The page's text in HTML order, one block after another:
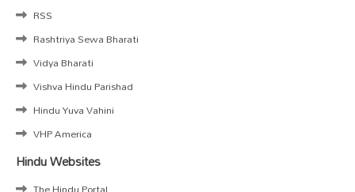
RSS
Rashtriya Sewa Bharati
Vidya Bharati
Vishva Hindu Parishad
Hindu Yuva Vahini
VHP America
Hindu Websites